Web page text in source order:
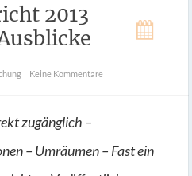
2013
Keine Kommentare
zugänglich –
– Umräumen – Fast ein